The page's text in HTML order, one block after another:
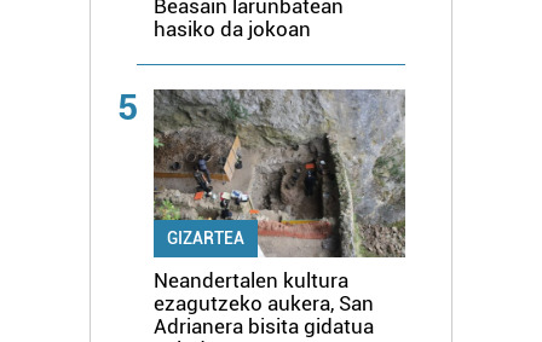
Beasain larunbatean
hasiko da jokoan
5
GIZARTEA
Neandertalen kultura
ezagutzeko aukera, San
Adrianera bisita gidatua